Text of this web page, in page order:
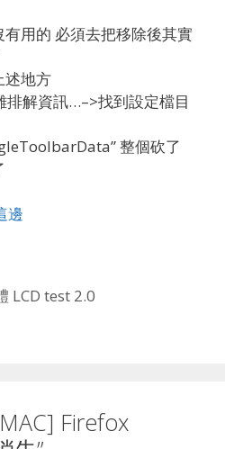
用的 必須去把移除後其實
述地方
排解資訊…–>找到設定檔目
整個砍了
邊
LCD test 2.0
Firefox